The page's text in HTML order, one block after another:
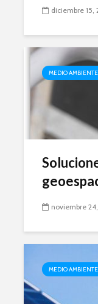
diciembre 15,
MEDIO AMBIENTE
noviembre
MEDIO AMBIENTE